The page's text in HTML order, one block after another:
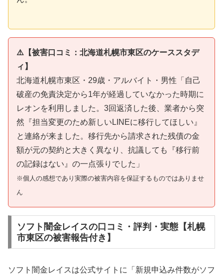
⚠️【被害口コミ：北海道札幌市東区のケーススタデ
ィ】
北海道札幌市東区・29歳・アルバイト・男性「自己
破産の免責決定から1年が経過していなかった時期に
レオンを利用しました。3回返済した後、業者から突
然『担当変更のため新しいLINEに移行してほしい』
と連絡が来ました。移行先から請求された残債の金
額が元の契約と大きく異なり、抗議しても『移行前
の記録はない』の一点張りでした」
※個人の感想であり実際の被害内容を保証するものではありませ
ん
ソフト闇金レイスの口コミ・評判・実態【札幌
市東区の被害報告付き】
ソフト闇金レイスは公式サイトに「新規申込み件数がソフ